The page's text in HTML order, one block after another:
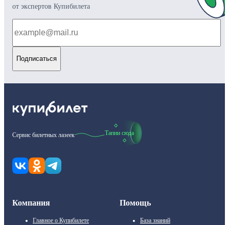
от экспертов Купибилета
Подписаться
Сервис билетных лазеек Тапни сюда
Компания
Главное о Купибилете
Помощь
База знаний